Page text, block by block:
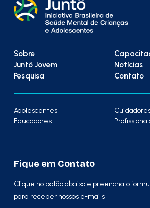
Sobre
Juntô Jovem
Notícias
Pesquisa
Contato
Adolescentes
Educadores
Fique em Contato
Clique no botão abaixo e preencha o
para receber nossos e-mails